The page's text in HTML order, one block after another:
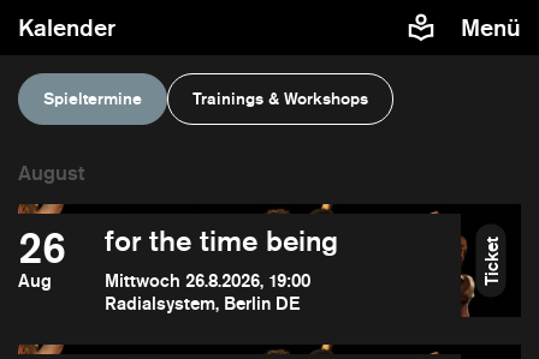
Kalender Menü
Spieltermine Trainings & Workshops
26
Aug
for the time being
Mittwoch 26.8.2026, 19:00
Radialsystem, Berlin DE
Ticket